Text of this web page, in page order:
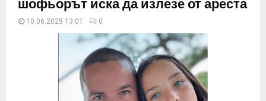
M
шофьорът иска да излезе от ареста
10.06.2025 13:01 0